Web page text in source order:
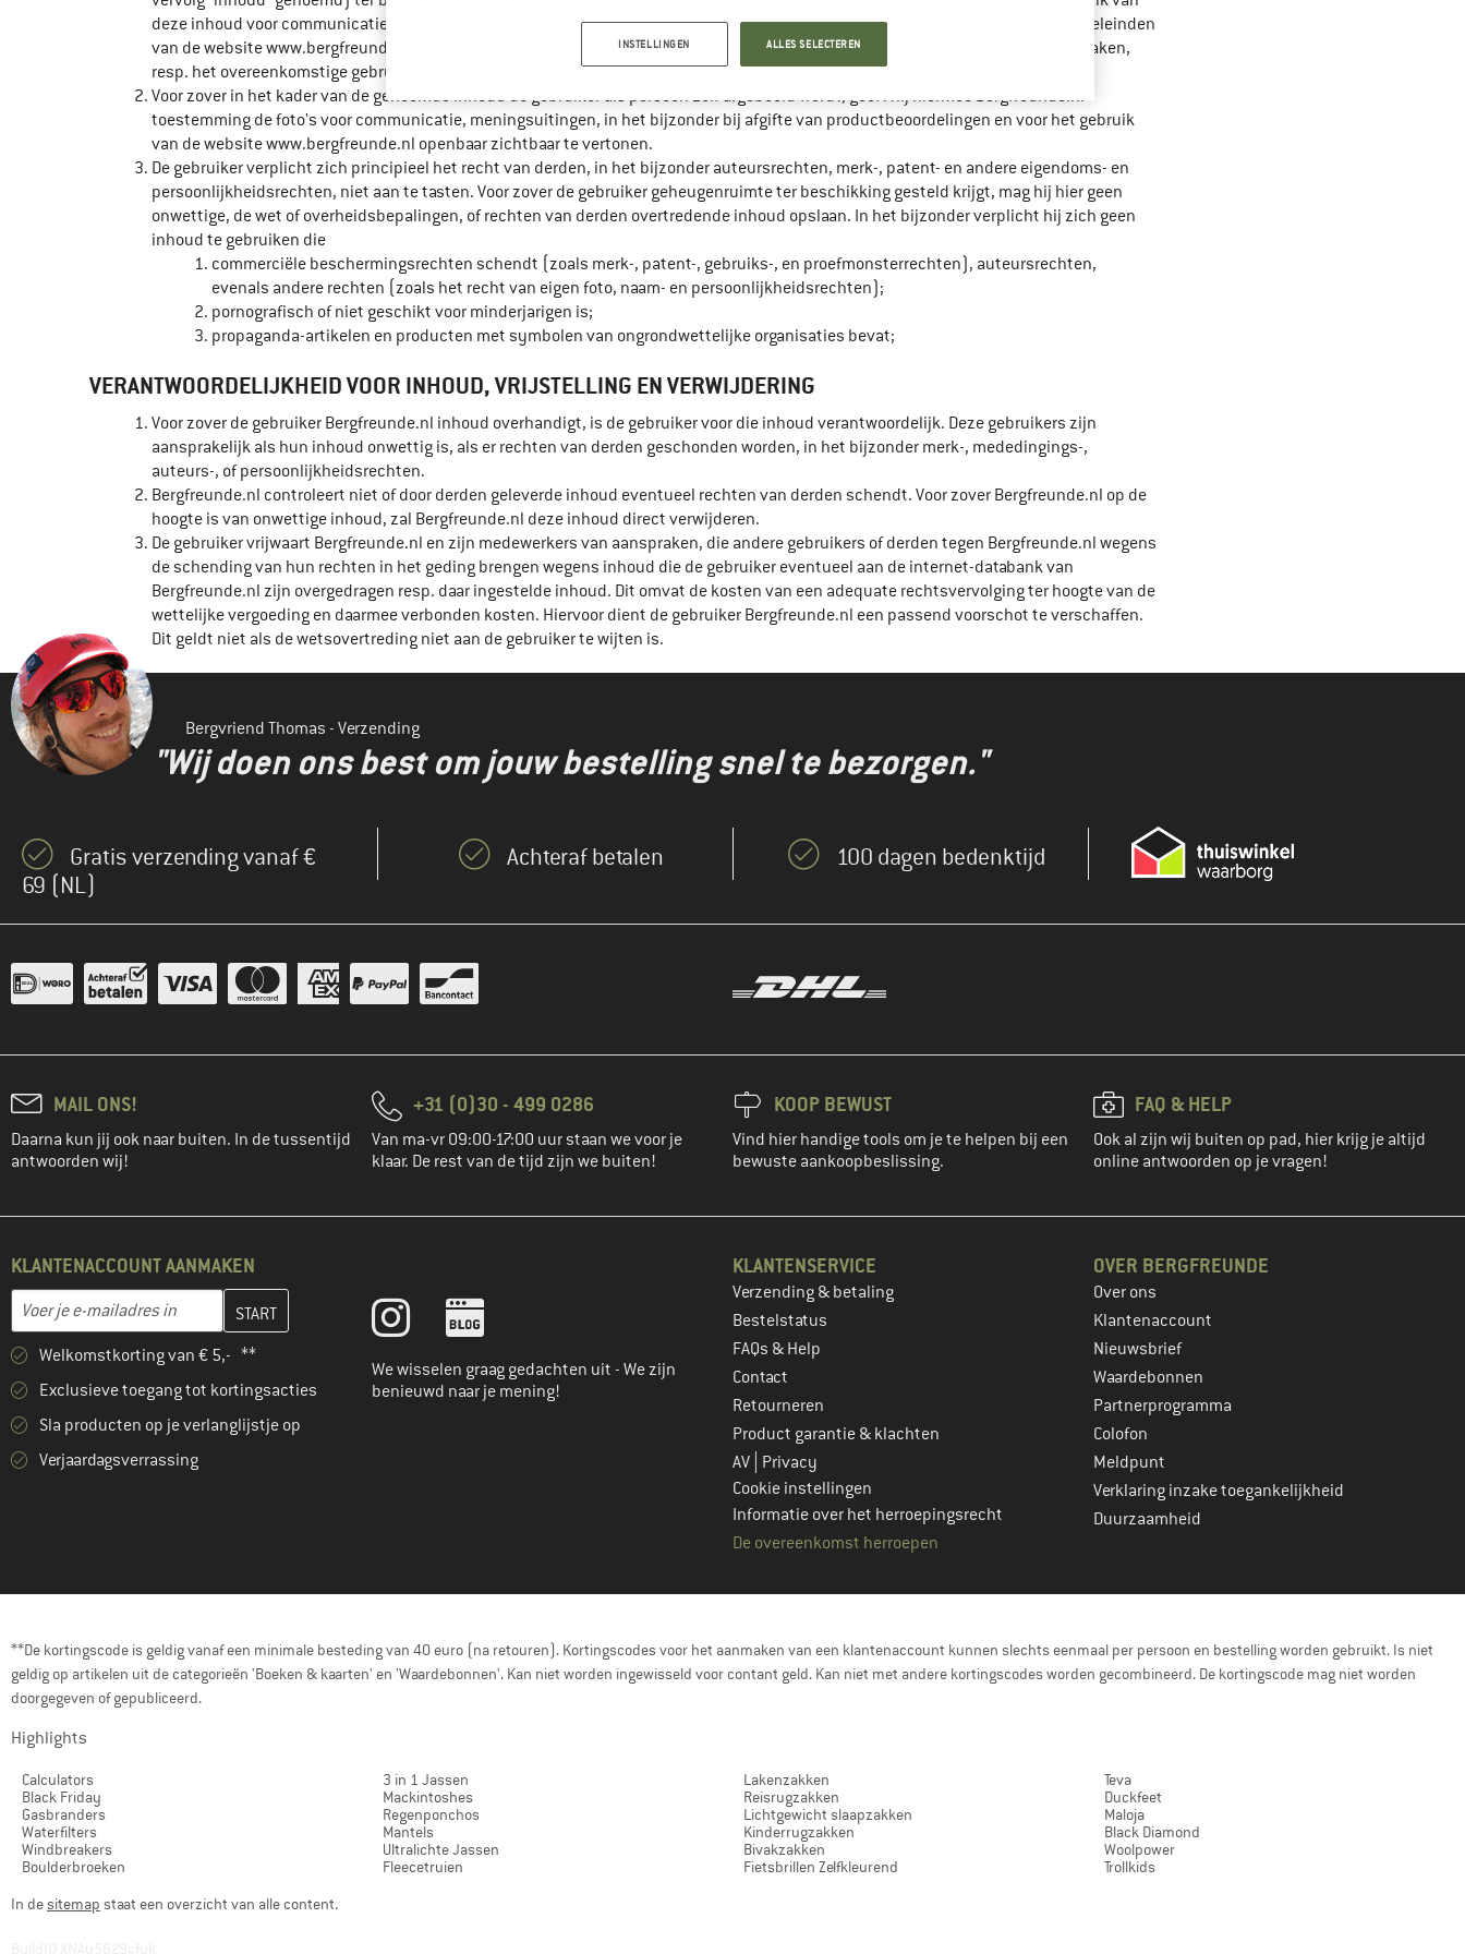
deze inhoud voor communicatie, meningsuitingen, vooral bij het geven van productbeoordelingen, evenals voor commerciële doeleinden
van de website www.bergfreunde.nl om de inhoud te verveelvoudigen, te verbreiden, te bewerken en openbaar toegankelijk te maken,
resp. het overeenkomstige gebruiksrecht voor door Bergfreunde.nl benoemde derden.
Voor zover in het kader van de genoemde inhoud de gebruiker als persoon zelf afgebeeld wordt, geeft hij hiermee Bergfreunde.nl
toestemming de foto's voor communicatie, meningsuitingen, in het bijzonder bij afgifte van productbeoordelingen en voor het gebruik
van de website www.bergfreunde.nl openbaar zichtbaar te vertonen.
De gebruiker verplicht zich principieel het recht van derden, in het bijzonder auteursrechten, merk-, patent- en andere eigendoms- en
persoonlijkheidsrechten, niet aan te tasten. Voor zover de gebruiker geheugenruimte ter beschikking gesteld krijgt, mag hij hier geen
onwettige, de wet of overheidsbepalingen, of rechten van derden overtredende inhoud opslaan. In het bijzonder verplicht hij zich geen
inhoud te gebruiken die
commerciële beschermingsrechten schendt (zoals merk-, patent-, gebruiks-, en proefmonsterrechten), auteursrechten,
evenals andere rechten (zoals het recht van eigen foto, naam- en persoonlijkheidsrechten);
pornografisch of niet geschikt voor minderjarigen is;
propaganda-artikelen en producten met symbolen van ongrondwettelijke organisaties bevat;
VERANTWOORDELIJKHEID VOOR INHOUD, VRIJSTELLING EN VERWIJDERING
Voor zover de gebruiker Bergfreunde.nl inhoud overhandigt, is de gebruiker voor die inhoud verantwoordelijk. Deze gebruikers zijn
aansprakelijk als hun inhoud onwettig is, als er rechten van derden geschonden worden, in het bijzonder merk-, mededingings-,
auteurs-, of persoonlijkheidsrechten.
Bergfreunde.nl controleert niet of door derden geleverde inhoud eventueel rechten van derden schendt. Voor zover Bergfreunde.nl op de
hoogte is van onwettige inhoud, zal Bergfreunde.nl deze inhoud direct verwijderen.
De gebruiker vrijwaart Bergfreunde.nl en zijn medewerkers van aanspraken, die andere gebruikers of derden tegen Bergfreunde.nl wegens
de schending van hun rechten in het geding brengen wegens inhoud die de gebruiker eventueel aan de internet-databank van
Bergfreunde.nl zijn overgedragen resp. daar ingestelde inhoud. Dit omvat de kosten van een adequate rechtsvervolging ter hoogte van de
wettelijke vergoeding en daarmee verbonden kosten. Hiervoor dient de gebruiker Bergfreunde.nl een passend voorschot te verschaffen.
Dit geldt niet als de wetsovertreding niet aan de gebruiker te wijten is.
Bergvriend Thomas - Verzending
"Wij doen ons best om jouw bestelling snel te bezorgen."
Gratis verzending vanaf €
69 (NL)
Achteraf betalen 100 dagen bedenktijd
MAIL ONS!
Daarna kun jij ook naar buiten. In de tussentijd
antwoorden wij!
+31 (0)30 - 499 0286
Van ma-vr 09:00-17:00 uur staan we voor je
klaar. De rest van de tijd zijn we buiten!
KOOP BEWUST
Vind hier handige tools om je te helpen bij een
bewuste aankoopbeslissing.
FAQ & HELP
Ook al zijn wij buiten op pad, hier krijg je altijd
online antwoorden op je vragen!
KLANTENACCOUNT AANMAKEN
E-mailadres
Vul je e-mailadres hier in en maak in de volgende stap je klantenaccount aan
Welkomstkorting van € 5,- **
Exclusieve toegang tot kortingsacties
Sla producten op je verlanglijstje op
Verjaardagsverrassing
We wisselen graag gedachten uit - We zijn
benieuwd naar je mening!
KLANTENSERVICE
Verzending & betaling
Bestelstatus
FAQs & Help
Contact
Retourneren
Product garantie & klachten
AV Privacy
Cookie instellingen
Informatie over het herroepingsrecht
De overeenkomst herroepen
OVER BERGFREUNDE
Over ons
Klantenaccount
Nieuwsbrief
Waardebonnen
Partnerprogramma
Colofon
Meldpunt
Verklaring inzake toegankelijkheid
Duurzaamheid
**De kortingscode is geldig vanaf een minimale besteding van 40 euro (na retouren). Kortingscodes voor het aanmaken van een klantenaccount kunnen slechts eenmaal per persoon en bestelling worden gebruikt. Is niet
geldig op artikelen uit de categorieën 'Boeken & kaarten' en 'Waardebonnen'. Kan niet worden ingewisseld voor contant geld. Kan niet met andere kortingscodes worden gecombineerd. De kortingscode mag niet worden
doorgegeven of gepubliceerd.
Highlights
Calculators
Black Friday
Gasbranders
Waterfilters
Windbreakers
Boulderbroeken
3 in 1 Jassen
Mackintoshes
Regenponchos
Mantels
Ultralichte Jassen
Fleecetruien
Lakenzakken
Reisrugzakken
Lichtgewicht slaapzakken
Kinderrugzakken
Bivakzakken
Fietsbrillen Zelfkleurend
Teva
Duckfeet
Maloja
Black Diamond
Woolpower
Trollkids
In desitemap staat een overzicht van alle content.
INSTELLINGEN ALLES SELECTEREN